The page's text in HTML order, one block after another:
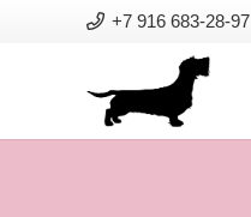
+7 916 683-28-97